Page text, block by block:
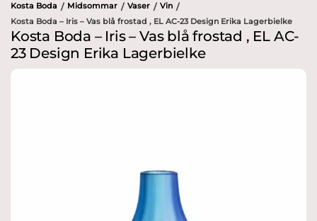
Kosta Boda / Midsommar / Vaser / Vin /
Kosta Boda – Iris – Vas blå frostad , EL AC-23 Design Erika Lagerbielke
Kosta Boda – Iris – Vas blå frostad , EL AC-
23 Design Erika Lagerbielke